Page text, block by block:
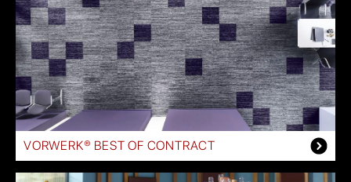
VORWERK® BEST OF CONTRACT